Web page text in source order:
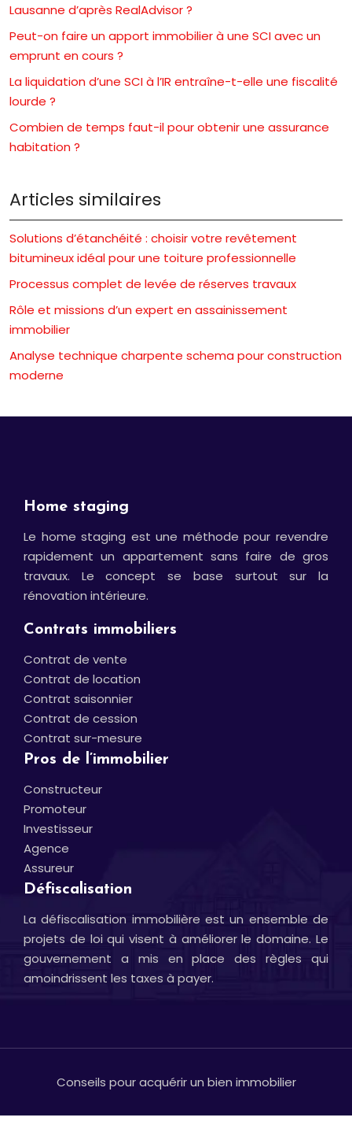
Lausanne d’après RealAdvisor ?
Peut-on faire un apport immobilier à une SCI avec un
emprunt en cours ?
La liquidation d’une SCI à l’IR entraîne-t-elle une fiscalité
lourde ?
Combien de temps faut-il pour obtenir une assurance
habitation ?
Articles similaires
Solutions d’étanchéité : choisir votre revêtement
bitumineux idéal pour une toiture professionnelle
Processus complet de levée de réserves travaux
Rôle et missions d’un expert en assainissement
immobilier
Analyse technique charpente schema pour construction
moderne
Home staging
Le home staging est une méthode pour revendre
rapidement un appartement sans faire de gros
travaux. Le concept se base surtout sur la
rénovation intérieure.
Contrats immobiliers
Contrat de vente
Contrat de location
Contrat saisonnier
Contrat de cession
Contrat sur-mesure
Pros de l’immobilier
Constructeur
Promoteur
Investisseur
Agence
Assureur
Défiscalisation
La défiscalisation immobilière est un ensemble de
projets de loi qui visent à améliorer le domaine. Le
gouvernement a mis en place des règles qui
amoindrissent les taxes à payer.
Conseils pour acquérir un bien immobilier